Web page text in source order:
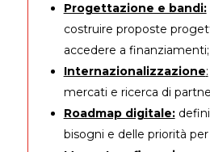
Progettazione e bandi:
costruire proposte
accedere a finanziamenti;
Internazionalizzazione:
mercati e ricerca di
Roadmap digitale:
bisogni e delle priorità